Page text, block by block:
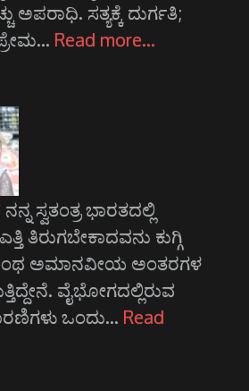
ಅಪರಾಧಿ. ಸತ್ಯಕ್ಕೆ ದುರ್ಗತಿ;
Read more…
ಸ್ವತಂತ್ರ ಭಾರತದಲ್ಲಿ
ತಿರುಗಬೇಕಾದವನು ಕುಗ್ಗಿ
ಅಮಾನವೀಯ ಅಂತರಗಳ
ವೈಭೋಗದಲ್ಲಿರುವ
ಒಂದು… Read